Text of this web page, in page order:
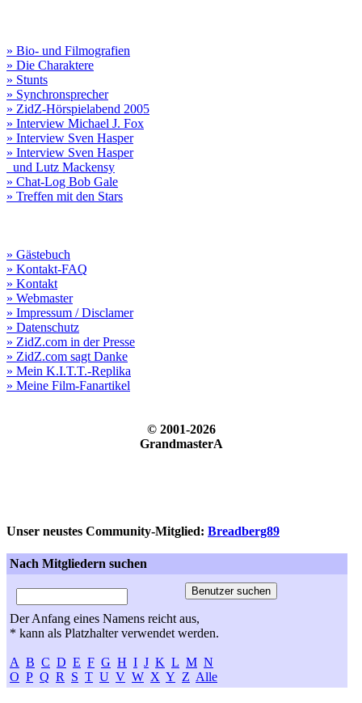
» Bio- und Filmografien
» Die Charaktere
» Stunts
» Synchronsprecher
» ZidZ-Hörspielabend 2005
» Interview Michael J. Fox
» Interview Sven Hasper
» Interview Sven Hasper
und Lutz Mackensy
» Chat-Log Bob Gale
» Treffen mit den Stars
» Gästebuch
» Kontakt-FAQ
» Kontakt
» Webmaster
» Impressum / Disclamer
» Datenschutz
» ZidZ.com in der Presse
» ZidZ.com sagt Danke
» Mein K.I.T.T.-Replika
» Meine Film-Fanartikel
© 2001-2026
GrandmasterA
Unser neustes Community-Mitglied: Breadberg89
Nach Mitgliedern suchen
Der Anfang eines Namens reicht aus,
* kann als Platzhalter verwendet werden.
A B C D E F G H I J K L M N
O P Q R S T U V W X Y Z Alle